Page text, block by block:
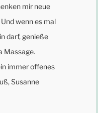
mir neue
wenn es mal
darf, genieße
Massage.
immer offenes
Susanne